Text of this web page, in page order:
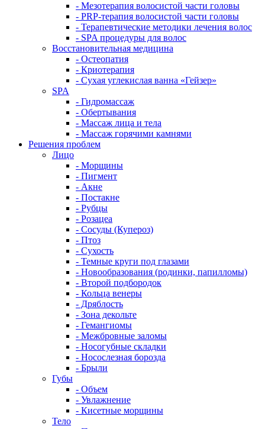
- Мезотерапия волосистой части головы
- PRP-терапия волосистой части головы
- Терапевтические методики лечения волос
- SPA процедуры для волос
Восстановительная медицина
- Остеопатия
- Криотерапия
- Сухая углекислая ванна «Гейзер»
SPA
- Гидромассаж
- Обертывания
- Массаж лица и тела
- Массаж горячими камнями
Решения проблем
Лицо
- Морщины
- Пигмент
- Акне
- Постакне
- Рубцы
- Розацеа
- Сосуды (Купероз)
- Птоз
- Сухость
- Темные круги под глазами
- Новообразования (родинки, папилломы)
- Второй подбородок
- Кольца венеры
- Дряблость
- Зона декольте
- Гемангиомы
- Межбровные заломы
- Носогубные складки
- Носослезная борозда
- Брыли
Губы
- Объем
- Увлажнение
- Кисетные морщины
Тело